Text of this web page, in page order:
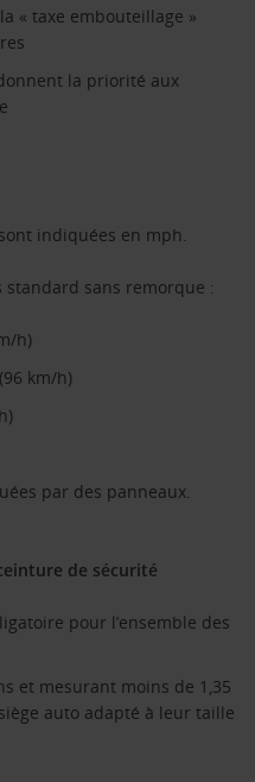
« taxe embouteillage »
la priorité aux
indiquées en mph.
standard sans remorque :
h)
km/h)
par des panneaux.
de sécurité
pour l’ensemble des
et mesurant moins de 1,35
auto adapté à leur taille